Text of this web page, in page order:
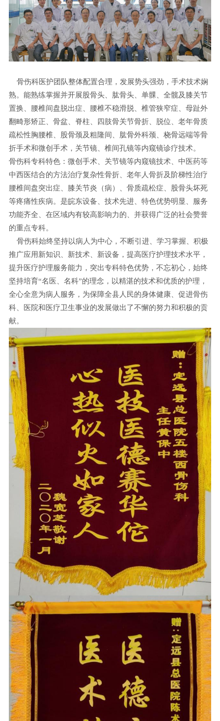
骨伤科医护团队整体配置合理，发展势头强劲，手术技术娴
熟。能熟练掌握并开展股骨头、肱骨头、单髁、全髋及膝关节
置换、腰椎间盘脱出症、腰椎不稳滑脱、椎管狭窄症、母趾外
翻畸形矫正、骨盆、脊柱、四肢骨关节骨折、脱位、老年骨质
疏松性胸腰椎、股骨颈及粗隆间、肱骨外科颈、桡骨远端等骨
折手术和微创手术，关节镜、椎间孔镜等内窥镜诊疗技术。
骨伤科专科特色：微创手术、关节镜等内窥镜技术、中医药等
中西医结合的方法治疗复杂性骨折、老年人骨折及阶梯性治疗
腰椎间盘突出症、膝关节炎（病）、骨质疏松症、股骨头坏死
等疼痛性疾病。是皖东设备、技术先进、特色优势明显、服务
功能齐全、在区域内有较高影响力的、并获得广泛的社会赞誉
的重点专科。
骨伤科始终坚持以病人为中心，不断引进、学习掌握、积极
推广应用新知识、新技术、新设备，提高医疗护理技术水平，
提升医疗护理服务能力，突出专科特色优势，不忘初心，始终
坚持培育“名医、名科”的理念，以精湛的技术和优质的护理，
全心全意为病人服务，为保障全县人民的身体健康、促进骨伤
科、医院和医疗卫生事业的发展做出了不懈的努力和积极的贡
献。